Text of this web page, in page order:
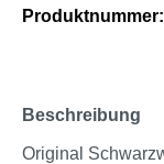
Produktnummer:
Beschreibung
Original